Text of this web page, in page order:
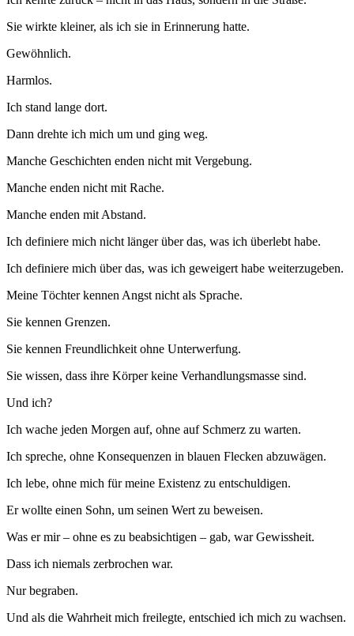
Sie wirkte kleiner, als ich sie in Erinnerung hatte.
Gewöhnlich.
Harmlos.
Ich stand lange dort.
Dann drehte ich mich um und ging weg.
Manche Geschichten enden nicht mit Vergebung.
Manche enden nicht mit Rache.
Manche enden mit Abstand.
Ich definiere mich nicht länger über das, was ich überlebt habe.
Ich definiere mich über das, was ich geweigert habe weiterzugeben.
Meine Töchter kennen Angst nicht als Sprache.
Sie kennen Grenzen.
Sie kennen Freundlichkeit ohne Unterwerfung.
Sie wissen, dass ihre Körper keine Verhandlungsmasse sind.
Und ich?
Ich wache jeden Morgen auf, ohne auf Schmerz zu warten.
Ich spreche, ohne Konsequenzen in blauen Flecken abzuwägen.
Ich lebe, ohne mich für meine Existenz zu entschuldigen.
Er wollte einen Sohn, um seinen Wert zu beweisen.
Was er mir – ohne es zu beabsichtigen – gab, war Gewissheit.
Dass ich niemals zerbrochen war.
Nur begraben.
Und als die Wahrheit mich freilegte, entschied ich mich zu wachsen.